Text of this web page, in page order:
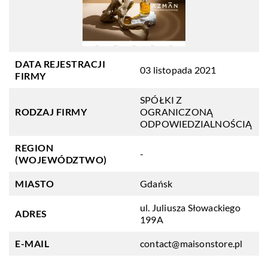
DATA REJESTRACJI
FIRMY
03 listopada 2021
RODZAJ FIRMY
SPÓŁKI Z
OGRANICZONĄ
ODPOWIEDZIALNOŚCIĄ
REGION
(WOJEWÓDZTWO)
-
MIASTO Gdańsk
ADRES
ul. Juliusza Słowackiego
199A
E-MAIL contact@maisonstore.pl